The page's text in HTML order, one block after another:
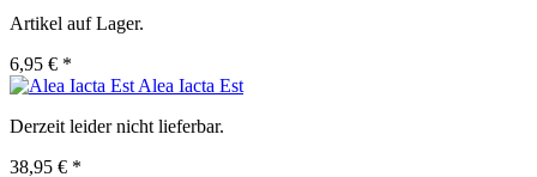
Artikel auf Lager.
6,95 € *
Alea Iacta Est
Derzeit leider nicht lieferbar.
38,95 € *